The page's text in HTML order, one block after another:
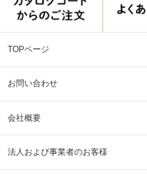
TOPページ
お問い合わせ
会社概要
法人および事業者のお客様